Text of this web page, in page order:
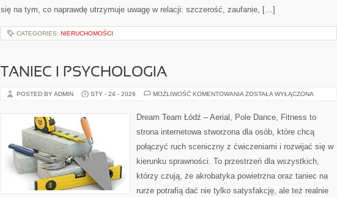
się na tym, co naprawdę utrzymuje uwagę w relacji: szczerość, zaufanie, […]
CATEGORIES: NIERUCHOMOŚCI
TANIEC I PSYCHOLOGIA
POSTED BY ADMIN STY - 24 - 2026 MOŻLIWOŚĆ KOMENTOWANIA TANIEC
ZOSTAŁA WYŁĄCZONA
Dream Team Łódź – Aerial, Pole Dance, Fitness to
strona internetowa stworzona dla osób, które chcą
połączyć ruch sceniczny z ćwiczeniami i rozwijać się w
kierunku sprawności. To przestrzeń dla wszystkich,
którzy czują, że akrobatyka powietrzna oraz taniec na
rurze potrafią dać nie tylko satysfakcję, ale też realnie